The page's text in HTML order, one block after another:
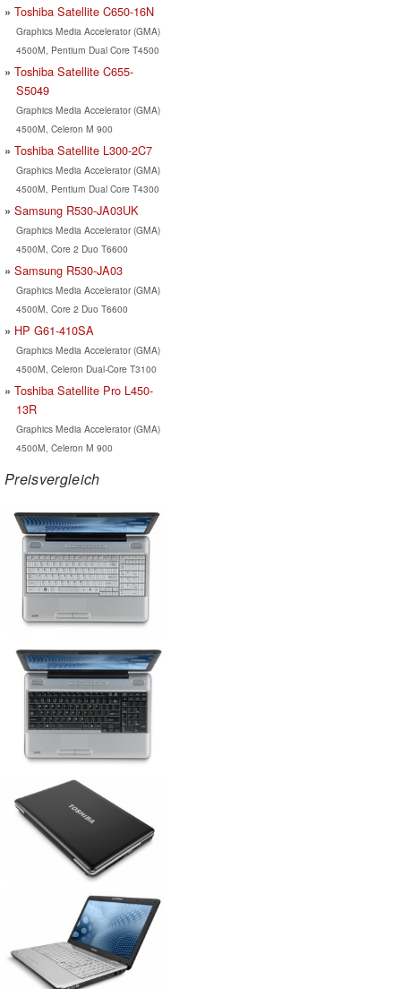
Toshiba Satellite C650-16N
Graphics Media Accelerator (GMA)
4500M, Pentium Dual Core T4500
Toshiba Satellite C655-
S5049
Graphics Media Accelerator (GMA)
4500M, Celeron M 900
Toshiba Satellite L300-2C7
Graphics Media Accelerator (GMA)
4500M, Pentium Dual Core T4300
Samsung R530-JA03UK
Graphics Media Accelerator (GMA)
4500M, Core 2 Duo T6600
Samsung R530-JA03
Graphics Media Accelerator (GMA)
4500M, Core 2 Duo T6600
HP G61-410SA
Graphics Media Accelerator (GMA)
4500M, Celeron Dual-Core T3100
Toshiba Satellite Pro L450-
13R
Graphics Media Accelerator (GMA)
4500M, Celeron M 900
Preisvergleich